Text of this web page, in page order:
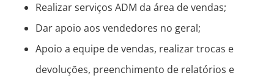
Realizar serviços ADM da área de vendas;
Dar apoio aos vendedores no geral;
Apoio a equipe de vendas, realizar trocas e
devoluções, preenchimento de relatórios e